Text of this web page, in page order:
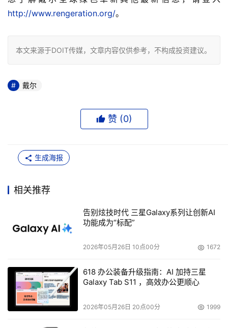
http://www.rengeration.org/。
本文来源于DOIT传媒，文章内容仅供参考，不构成投资建议。
戴尔
赞 (0)
生成海报
相关推荐
告别炫技时代 三星Galaxy系列让创新AI
功能成为“标配”
2026年05月26日 10点00分 1672
618 办公装备升级指南：AI 加持三星
Galaxy Tab S11 ，高效办公更顺心
2026年05月26日 20点00分 1999